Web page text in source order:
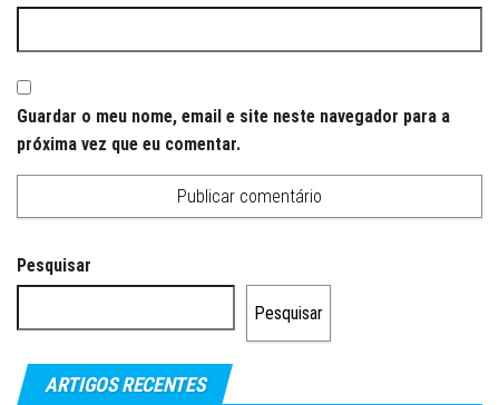
Guardar o meu nome, email e site neste navegador para a
próxima vez que eu comentar.
Pesquisar
Pesquisar
ARTIGOS RECENTES